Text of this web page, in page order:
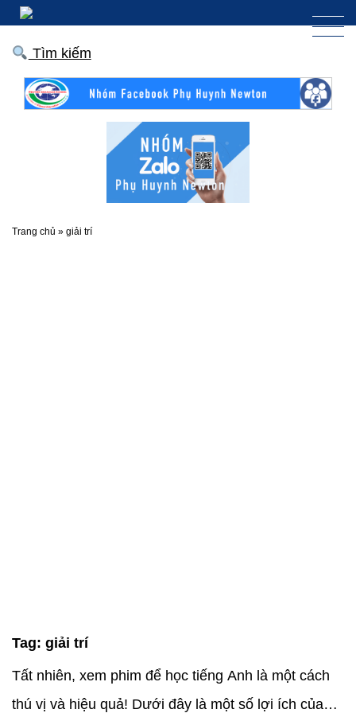
Tìm kiếm
Trang chủ » giải trí
Tag: giải trí
Tất nhiên, xem phim để học tiếng Anh là một cách
thú vị và hiệu quả! Dưới đây là một số lợi ích của